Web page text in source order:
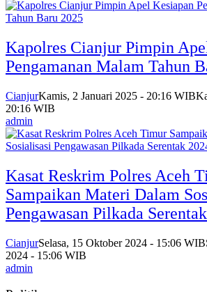
Kapolres Cianjur Pimpin
Pengamanan Malam Tahun
CianjurKamis, 2 Januari 2025 - 20:16 WIB
20:16 WIB
admin
Kasat Reskrim Polres Aceh
Sampaikan Materi Dalam
Pengawasan Pilkada
CianjurSelasa, 15 Oktober 2024 - 15:06 WIB
2024 - 15:06 WIB
admin